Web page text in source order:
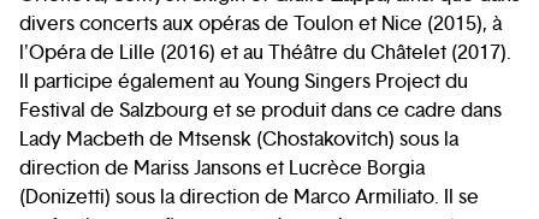
divers concerts aux opéras de Toulon et Nice (2015), à
l'Opéra de Lille (2016) et au Théâtre du Châtelet (2017).
Il participe également au Young Singers Project du
Festival de Salzbourg et se produit dans ce cadre dans
Lady Macbeth de Mtsensk (Chostakovitch) sous la
direction de Mariss Jansons et Lucrèce Borgia
(Donizetti) sous la direction de Marco Armiliato. Il se